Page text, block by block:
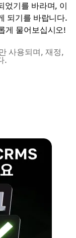
었기를 바라며, 이
되기를 바랍니다.
게 물어보십시오!
사용되며, 재정,
.